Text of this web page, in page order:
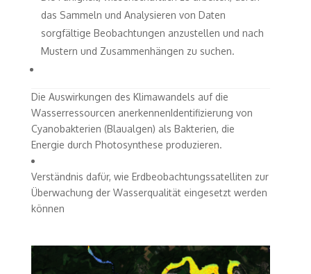
das Sammeln und Analysieren von Daten
sorgfältige Beobachtungen anzustellen und nach
Mustern und Zusammenhängen zu suchen.
Die Auswirkungen des Klimawandels auf die
Wasserressourcen anerkennenIdentifizierung von
Cyanobakterien (Blaualgen) als Bakterien, die
Energie durch Photosynthese produzieren.
Verständnis dafür, wie Erdbeobachtungssatelliten zur
Überwachung der Wasserqualität eingesetzt werden
können